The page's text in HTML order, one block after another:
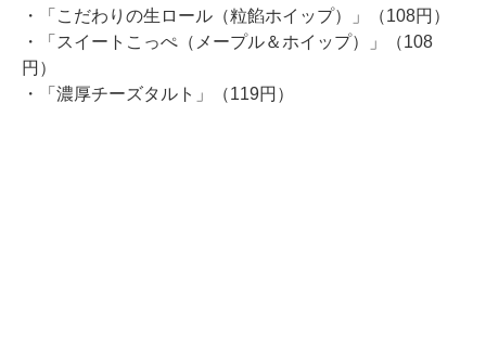
・「こだわりの生ロール（粒餡ホイップ）」（108円）
・「スイートこっぺ（メープル＆ホイップ）」（108
円）
・「濃厚チーズタルト」（119円）